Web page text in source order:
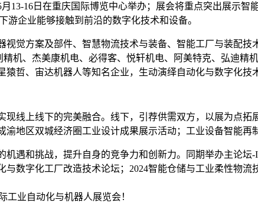
13-16日在重庆国际博览中心举办；展会将重点突出展示智
游企业能够接触到前沿的数字化技术和设备。
觉方案及部件、智慧物流技术与装备、智能工厂与装配
机、杰美康机电、必得客、悦轩机电、阿美特克、弘迪精
哲、宙达机器人等知名企业，生动演绎自动化与数字化技
线上线下的完美融合。线下，引荐供需双方，以展为点拓
地区双城经济圈工业设计成果展示活动；工业设备智能再
遇和挑战，提升自身的竞争力和创新力。同期举办主论坛
数字化工厂改造技术论坛；2024智能仓储与工业柔性物流
工业自动化与机器人展览会！